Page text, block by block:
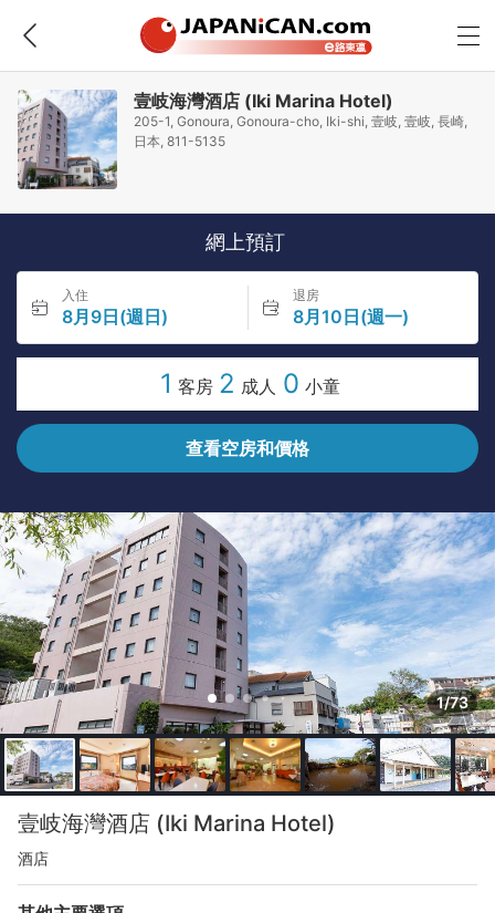
壹岐海灣酒店 (Iki Marina Hotel)
205-1, Gonoura, Gonoura-cho, Iki-shi, 壹岐, 壹岐, 長崎,
日本, 811-5135
網上預訂
入住
8月9日(週日)
退房
8月10日(週一)
1 客房 2 成人 0 小童
查看空房和價格
1/73
壹岐海灣酒店 (Iki Marina Hotel)
酒店